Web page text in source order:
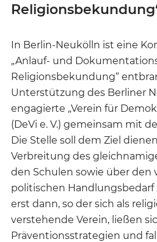
In Berlin-Neukölln ist eine
„Anlauf- und
Religionsbekundung“
Unterstützung des Berliner
engagierte „Verein für
(DeVi e. V.) gemeinsam mit
Die Stelle soll dem Ziel
Verbreitung des
den Schulen sowie über den
politischen Handlungsbedarf
erst dann, so der sich als
verstehende Verein, ließen
Präventionsstrategien und